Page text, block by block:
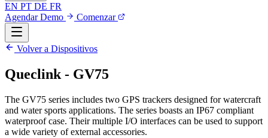
EN PT DE FR
Agendar Demo
Comenzar
Volver a Dispositivos
Queclink - GV75
The GV75 series includes two GPS trackers designed for watercraft
and water sports applications. The series boasts an IP67 compliant
waterproof case. Their multiple I/O interfaces can be used to support
a wide variety of external accessories.